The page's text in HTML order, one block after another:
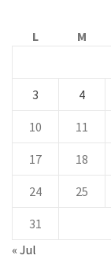
L
M
3 4
10 11
17 18
24 25
31
« Jul